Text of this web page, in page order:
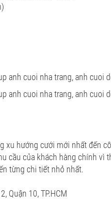
xu hướng cưới mới nhất đến
cầu của khách hàng chính
từng chi tiết nhỏ nhất.
Quận 10, TP.HCM